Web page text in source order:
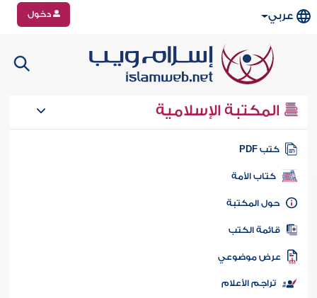
عربي دخول
المكتبة الإسلامية
كتب PDF
كتاب الأمة
المكتبة
الكتب
موضوعي